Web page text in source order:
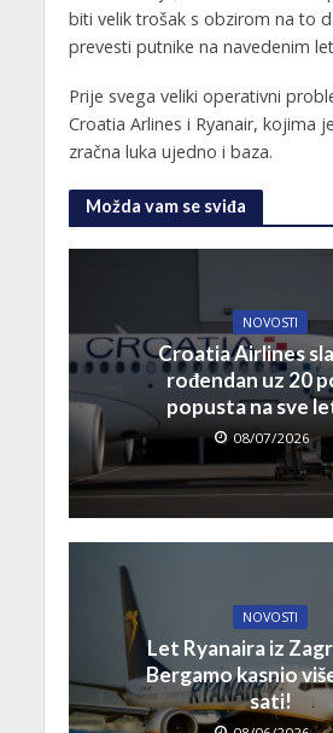
biti velik trošak s obzirom na to
prevesti putnike na navedenim
Prije svega veliki operativni
Croatia Arlines i Ryanair, kojima
zračna luka ujedno i baza.
Možda vam se sviđa
NOVOSTI
Croatia Airlines
rođendan uz 20
popusta na sve
08/07/2026
NOVOSTI
Let Ryanaira iz
Bergamo kasnio
sati!